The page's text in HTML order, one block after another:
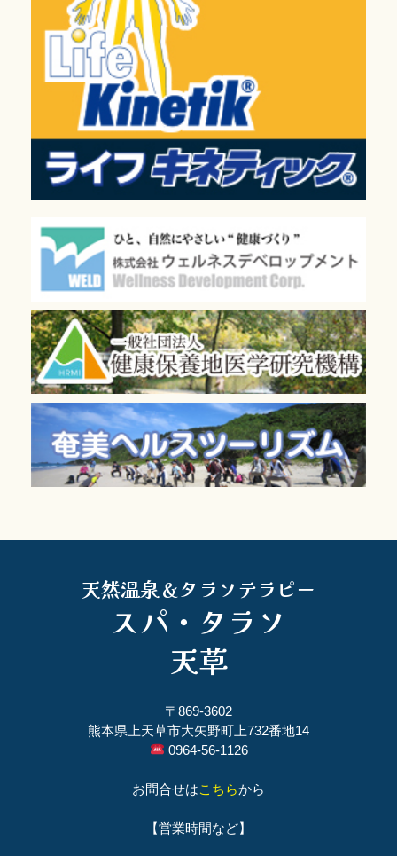
天然温泉＆タラソテラピー
スパ・タラソ
天草
〒869-3602
熊本県上天草市大矢野町上732番地14
0964-56-1126
お問合せはこちらから
【営業時間など】